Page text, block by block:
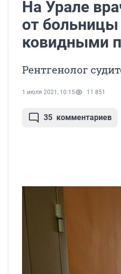
На Урале
от больницы
ковидными
Рентгенолог
1 июля 2021, 10:15 11 851
35 комментариев